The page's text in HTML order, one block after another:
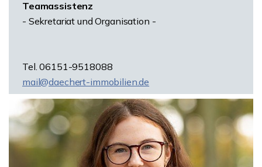
Teamassistenz
- Sekretariat und Organisation -
Tel. 06151-9518088
mail@daechert-immobilien.de